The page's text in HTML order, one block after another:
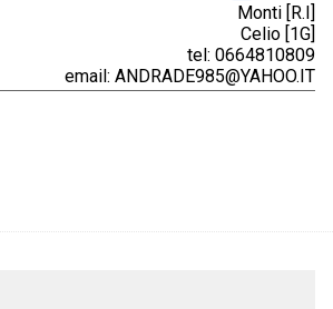
Monti [R.I]
Celio [1G]
tel: 0664810809
email: ANDRADE985@YAHOO.IT